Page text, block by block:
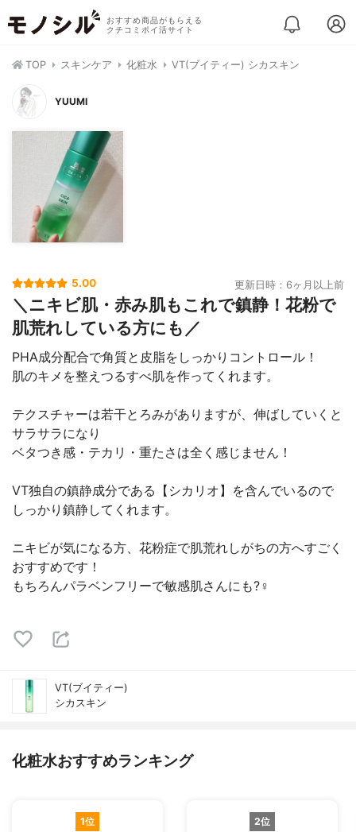
おすすめ商品がもらえる
クチコミポイ活サイト
TOP スキンケア 化粧水 VT(ブイティー) シカスキン
YUUMI
5.00 更新日時：6ヶ月以上前
＼ニキビ肌・赤み肌もこれで鎮静！花粉で
肌荒れしている方にも／
PHA成分配合で角質と皮脂をしっかりコントロール！
肌のキメを整えつるすべ肌を作ってくれます。
テクスチャーは若干とろみがありますが、伸ばしていくと
サラサラになり
ベタつき感・テカリ・重たさは全く感じません！
VT独自の鎮静成分である【シカリオ】を含んでいるので
しっかり鎮静してくれます。
ニキビが気になる方、花粉症で肌荒れしがちの方へすごく
おすすめです！
もちろんパラベンフリーで敏感肌さんにも?‍♀️
VT(ブイティー)
シカスキン
化粧水おすすめランキング
1位 2位